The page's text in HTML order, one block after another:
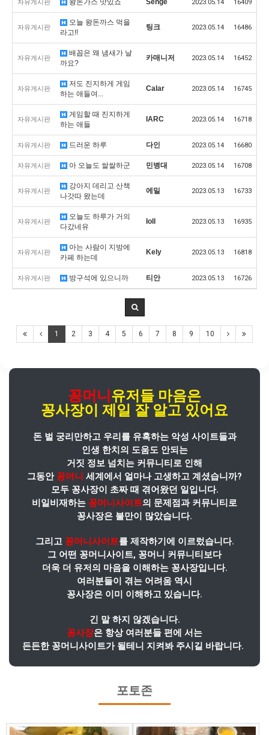
자유게시판 2023.05.14 16409
자유게시판
오늘 왕돈까스 먹을
라고!!
팅크 2023.05.14 16486
자유게시판
배꼽은 왜 냄새가 날
까요?
카매니저 2023.05.14 16452
자유게시판
저도 진지하게 게임
하는 애들여...
Calar 2023.05.14 16745
자유게시판
게임할 때 진지하게
하는 애들
IARC 2023.05.14 16718
자유게시판 드러운 하루 다인 2023.05.14 16680
자유게시판 아 오늘도 쌀쌀하군 민병대 2023.05.14 16708
자유게시판
강아지 데리고 산책
나갓따 왔는데
에밀 2023.05.13 16733
자유게시판
오늘도 하루가 거의
다갔네유
Ioll 2023.05.13 16935
자유게시판
아는 사람이 지방에
카페 하는데
Kely 2023.05.13 16818
자유게시판 방구석에 있으니까 티안 2023.05.13 16726
1 2 3 4 5 6 7 8 9 10
꽁머니 유저들 마음은
꽁사장이 제일 잘 알고 있어요
돈 벌 궁리만하고 우리를 유혹하는 악성 사이트들과
인생 한치의 도움도 안되는
거짓 정보 넘치는 커뮤니티로 인해
그동안 꽁머니 세계에서 얼마나 고생하고 계셨습니까?
모두 꽁사장이 초짜 때 겪어왔던 일입니다.
비일비재하는 꽁머니사이트의 문제점과 커뮤니티로
꽁사장은 불만이 많았습니다.
그리고 꽁머니사이트를 제작하기에 이르렀습니다.
그 어떤 꽁머니사이트, 꽁머니 커뮤니티보다
더욱 더 유저의 마음을 이해하는 꽁사장입니다.
여러분들이 겪는 어려움 역시
꽁사장은 이미 이해하고 있습니다.
긴 말 하지 않겠습니다.
꽁사장은 항상 여러분들 편에 서는
든든한 꽁머니사이트가 될테니 지켜봐 주시길 바랍니다.
포토존